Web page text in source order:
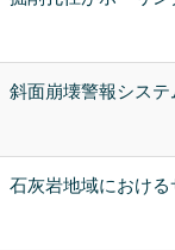
斜面崩壊警報シス
石灰岩地域におけ